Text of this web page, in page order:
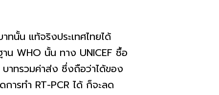
ทนั้น แท้จริงประเทศไทยได้
น WHO นั้น ทาง UNICEF ซื้อ
าทรวมค่าส่ง ซึ่งถือว่าได้ของ
รทำ RT-PCR ได้ ก็จะลด